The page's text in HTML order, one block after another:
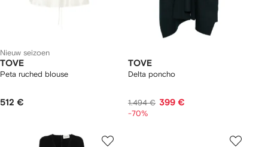
Nieuw seizoen
TOVE
Peta ruched blouse
512 €
TOVE
Delta poncho
1.494 € 399 €
-70%